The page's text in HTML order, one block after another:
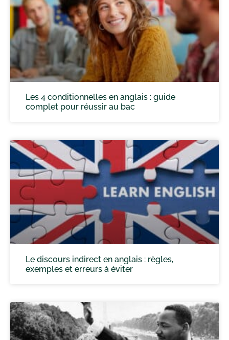
Les 4 conditionnelles en anglais : guide
complet pour réussir au bac
Le discours indirect en anglais : règles,
exemples et erreurs à éviter